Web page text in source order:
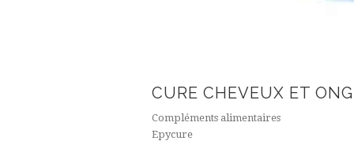
CURE CHEVEUX ET
Compléments alimentaires
Epycure